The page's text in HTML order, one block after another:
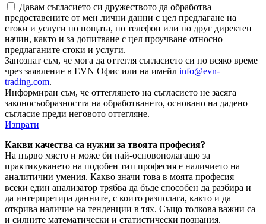
Давам съгласието си дружеството да обработва
предоставените от мен лични данни с цел предлагане на
стоки и услуги по пощата, по телефон или по друг директен
начин, както и за допитване с цел проучване относно
предлаганите стоки и услуги.
Запознат съм, че мога да оттегля съгласието си по всяко време
чрез заявление в EVN Офис или на имейл info@evn-
trading.com.
Информиран съм, че оттеглянето на съгласието не засяга
законосъобразността на обработването, основано на дадено
съгласие преди неговото оттегляне.
Изпрати
Какви качества са нужни за твоята професия?
На първо място и може би най-основополагащо за
практикуването на подобен тип професия е наличието на
аналитични умения. Какво значи това в моята професия –
всеки един анализатор трябва да бъде способен да разбира и
да интерпретира данните, с които разполага, както и да
открива наличие на тенденции в тях. Също толкова важни са
и силните математически и статистически познания.